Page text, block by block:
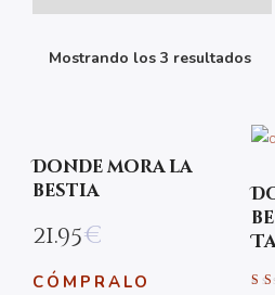
Mostrando los 3 resultados
Donde mora la
bestia
21.95€
CÓMPRALO